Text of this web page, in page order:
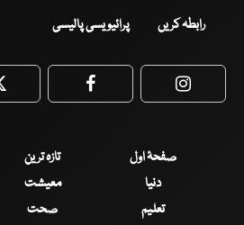
رابطہ کریں پرائیویسی پالیسی
Twitter Facebook
صفحۂ اول تازہ ترین
دنیا
معیشت
تعلیم
صحت